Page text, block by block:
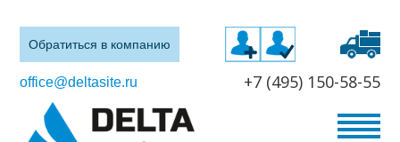
Обратиться в компанию
office@deltasite.ru +7 (495) 150-58-55